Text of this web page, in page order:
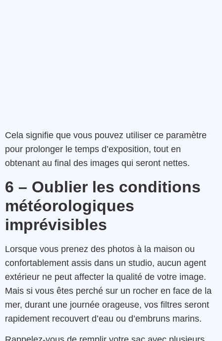
Cela signifie que vous pouvez utiliser ce paramètre
pour prolonger le temps d’exposition, tout en
obtenant au final des images qui seront nettes.
6 – Oublier les conditions
météorologiques
imprévisibles
Lorsque vous prenez des photos à la maison ou
confortablement assis dans un studio, aucun agent
extérieur ne peut affecter la qualité de votre image.
Mais si vous êtes perché sur un rocher en face de la
mer, durant une journée orageuse, vos filtres seront
rapidement recouvert d’eau ou d’embruns marins.